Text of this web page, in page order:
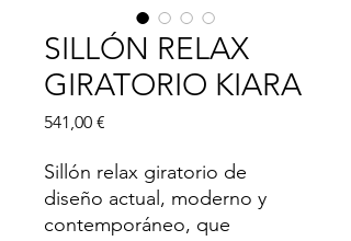
SILLÓN RELAX
GIRATORIO KIARA
541,00 €
Sillón relax giratorio de
diseño actual, moderno y
contemporáneo, que